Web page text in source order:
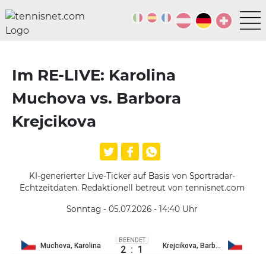
Im RE-LIVE: Karolina
Muchova vs. Barbora
Krejcikova
KI-generierter Live-Ticker auf Basis von Sportradar-
Echtzeitdaten. Redaktionell betreut von tennisnet.com
Sonntag - 05.07.2026 - 14:40 Uhr
Muchova, Karolina
BEENDET
2 : 1 Krejcikova, Barbora